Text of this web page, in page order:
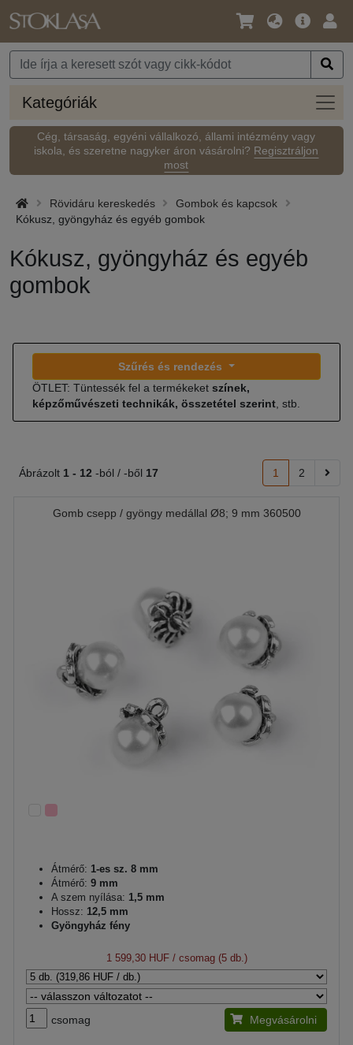
Nyelv
Pénznem
Fő
Kategóriák
Cég, társaság, egyéni vállalkozó, állami intézmény vagy
iskola, és szeretne nagyker áron vásárolni? Regisztráljon
most
Rövidáru kereskedés
Gombok és kapcsok
Kókusz, gyöngyház és egyéb gombok
Kókusz, gyöngyház és egyéb
gombok
Szűrés és rendezés
ÖTLET: Tüntessék fel a termékeket színek,
képzőművészeti technikák, összetétel szerint , stb.
Ábrázolt 1 - 12 -ból / -ből 17 1 2
Gomb csepp / gyöngy medállal Ø8; 9 mm 360500
Átmérő: 1-es sz. 8 mm
Átmérő: 9 mm
A szem nyílása: 1,5 mm
Hossz: 12,5 mm
Gyöngyház fény
1 599,30 HUF/ csomag (5 db.)
csomag Megvásárolni